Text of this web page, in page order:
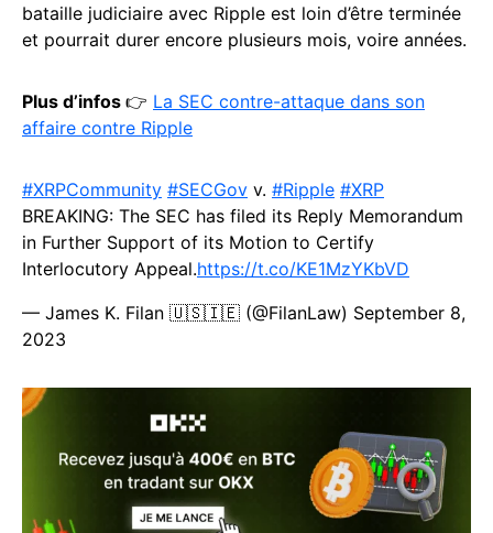
bataille judiciaire avec Ripple est loin d’être terminée
et pourrait durer encore plusieurs mois, voire années.
Plus d’infos 👉 La SEC contre-attaque dans son
affaire contre Ripple
#XRPCommunity #SECGov v. #Ripple #XRP
BREAKING: The SEC has filed its Reply Memorandum
in Further Support of its Motion to Certify
Interlocutory Appeal.https://t.co/KE1MzYKbVD
— James K. Filan 🇺🇸🇮🇪 (@FilanLaw) September 8,
2023